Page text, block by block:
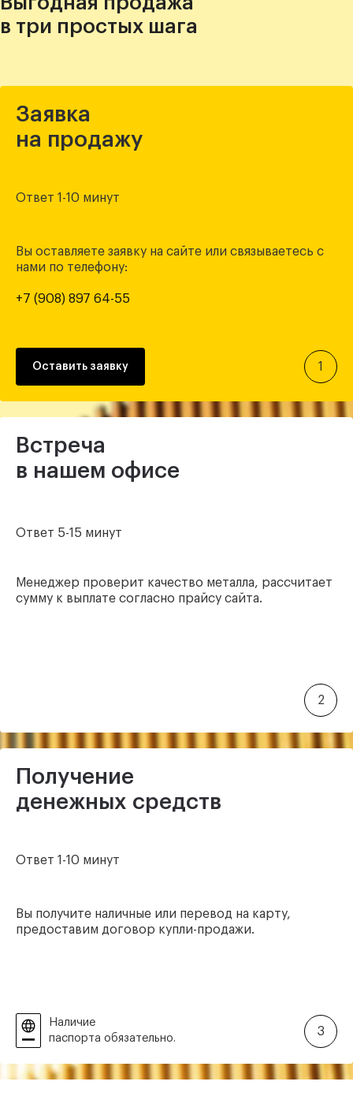
в три простых шага
Заявка
на продажу
Ответ 1-10 минут
Вы оставляете заявку на сайте или связываетесь с
нами по телефону:
+7 (908) 897 64-55
Оставить заявку 1
Встреча
в нашем офисе
Ответ 5-15 минут
Менеджер проверит качество металла, рассчитает
сумму к выплате согласно прайсу сайта.
2
Получение
денежных средств
Ответ 1-10 минут
Вы получите наличные или перевод на карту,
предоставим договор купли-продажи.
Наличие
паспорта обязательно.
3